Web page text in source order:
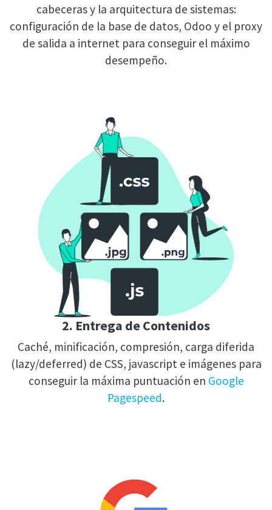
cabeceras y la arquitectura de sistemas:
configuración de la base de datos, Odoo y el proxy
de salida a internet para conseguir el máximo
desempeño.
2. Entrega de Contenidos
Caché, minificación, compresión, carga diferida
(lazy/deferred) de CSS, javascript e imágenes para
conseguir la máxima puntuación en Google
Pagespeed.